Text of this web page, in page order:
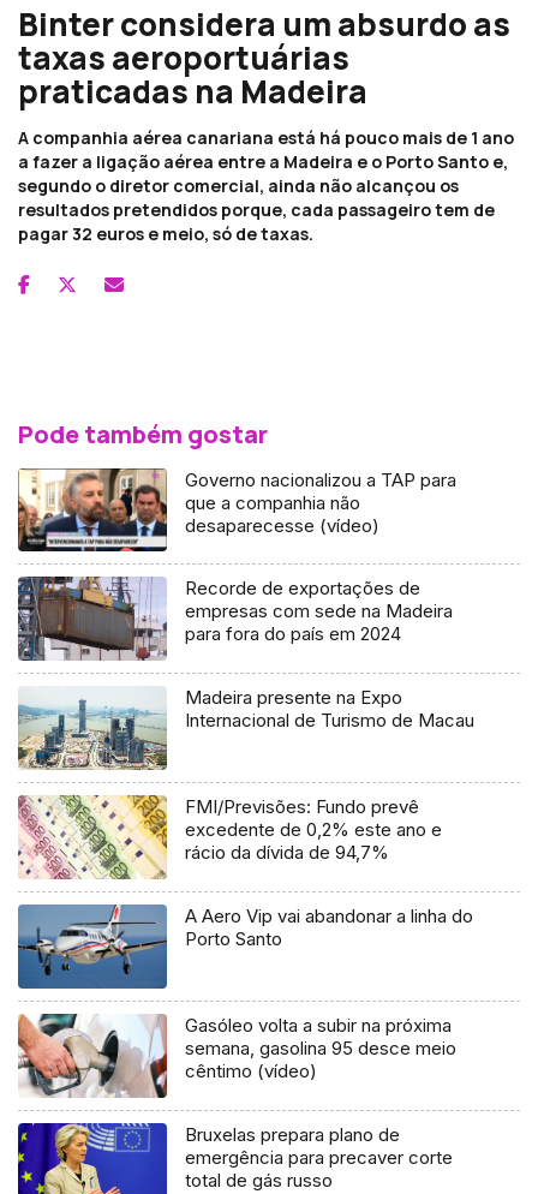
Binter considera um absurdo as
taxas aeroportuárias
praticadas na Madeira
A companhia aérea canariana está há pouco mais de 1 ano
a fazer a ligação aérea entre a Madeira e o Porto Santo e,
segundo o diretor comercial, ainda não alcançou os
resultados pretendidos porque, cada passageiro tem de
pagar 32 euros e meio, só de taxas.
Pode também gostar
Governo nacionalizou a TAP para
que a companhia não
desaparecesse (vídeo)
Recorde de exportações de
empresas com sede na Madeira
para fora do país em 2024
Madeira presente na Expo
Internacional de Turismo de Macau
FMI/Previsões: Fundo prevê
excedente de 0,2% este ano e
rácio da dívida de 94,7%
A Aero Vip vai abandonar a linha do
Porto Santo
Gasóleo volta a subir na próxima
semana, gasolina 95 desce meio
cêntimo (vídeo)
Bruxelas prepara plano de
emergência para precaver corte
total de gás russo